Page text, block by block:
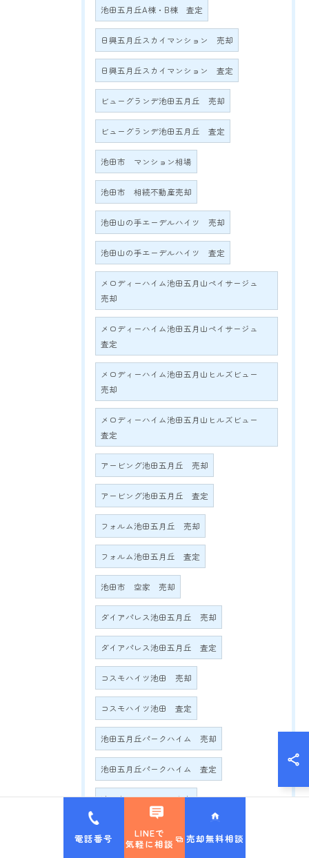
池田五月丘A棟・B棟 査定
日興五月丘スカイマンション 売却
日興五月丘スカイマンション 査定
ビューグランデ池田五月丘 売却
ビューグランデ池田五月丘 査定
池田市 マンション相場
池田市 相続不動産売却
池田山の手エーデルハイツ 売却
池田山の手エーデルハイツ 査定
メロディーハイム池田五月山ペイサージュ
売却
メロディーハイム池田五月山ペイサージュ
査定
メロディーハイム池田五月山ヒルズビュー
売却
メロディーハイム池田五月山ヒルズビュー
査定
アービング池田五月丘 売却
アービング池田五月丘 査定
フォルム池田五月丘 売却
フォルム池田五月丘 査定
池田市 空家 売却
ダイアパレス池田五月丘 売却
ダイアパレス池田五月丘 査定
コスモハイツ池田 売却
コスモハイツ池田 査定
池田五月丘パークハイム 売却
池田五月丘パークハイム 査定
池田市 マンション査定
池田市 マンション うるなら
電話番号
LINEで
気軽に相談
売却無料相談